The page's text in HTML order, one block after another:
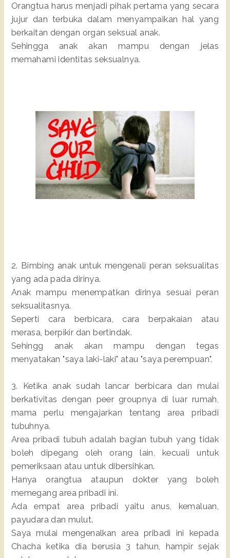
Orangtua harus menjadi pihak pertama yang secara
jujur dan terbuka dalam menyampaikan hal yang
berkaitan dengan organ seksual anak.
Sehingga anak akan mampu dengan jelas
memahami identitas seksualnya.
2. Bimbing anak untuk mengenali peran seksualitas
yang ada pada dirinya.
Anak mampu menempatkan dirinya sesuai peran
seksualitasnya.
Seperti cara berbicara, cara berpakaian atau
merasa, berpikir dan bertindak.
Sehingg anak akan mampu dengan tegas
menyatakan "saya laki-laki" atau "saya perempuan".
3. Ketika anak sudah lancar berbicara dan mulai
berkativitas dengan peer groupnya di luar rumah,
mama perlu mengajarkan tentang area pribadi
tubuhnya.
Area pribadi tubuh adalah bagian tubuh yang tidak
boleh dipegang oleh orang lain, kecuali untuk
pemeriksaan atau untuk dibersihkan.
Hanya orangtua ataupun dokter yang boleh
memegang area pribadi ini.
Ada empat area pribadi yaitu anus, kemaluan,
payudara dan mulut.
Saya mulai mengenalkan area pribadi ini kepada
Chacha ketika dia berusia 3 tahun, hampir sejak